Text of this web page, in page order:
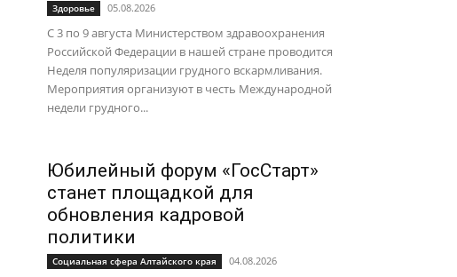
Здоровье 05.08.2026
С 3 по 9 августа Министерством здравоохранения
Российской Федерации в нашей стране проводится
Неделя популяризации грудного вскармливания.
Мероприятия организуют в честь Международной
недели грудного...
Юбилейный форум «ГосСтарт»
станет площадкой для
обновления кадровой
политики
Социальная сфера Алтайского края 04.08.2026